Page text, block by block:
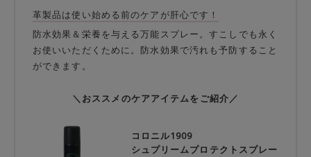
革製品は使い始める前のケアが肝心です！
防水効果＆栄養を与える万能スプレー。すこしでも永く
お使いいただくために。防水効果で汚れも予防すること
ができます。
＼おススメのケアアイテムをご紹介／
コロニル1909
シュプリームプロテクトスプレー